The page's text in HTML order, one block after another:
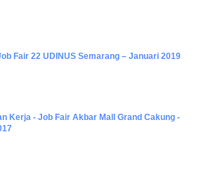
Fair 22 UDINUS Semarang – Januari 2019
Kerja - Job Fair ​Akbar ​Mall Grand Cakung -